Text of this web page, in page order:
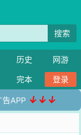
搜索
历史
网游
完本 登录
APP ↓↓↓